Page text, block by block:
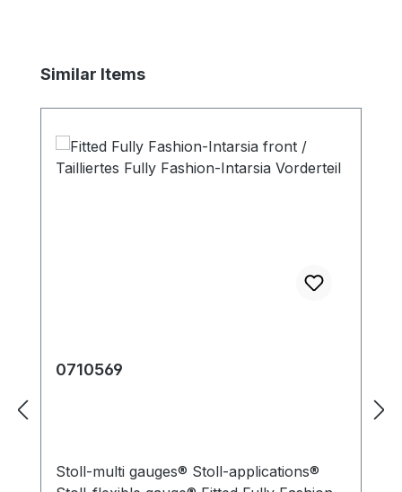
Produktgalerie überspringen
Similar Items
0710569
Stoll-multi gauges® Stoll-applications®